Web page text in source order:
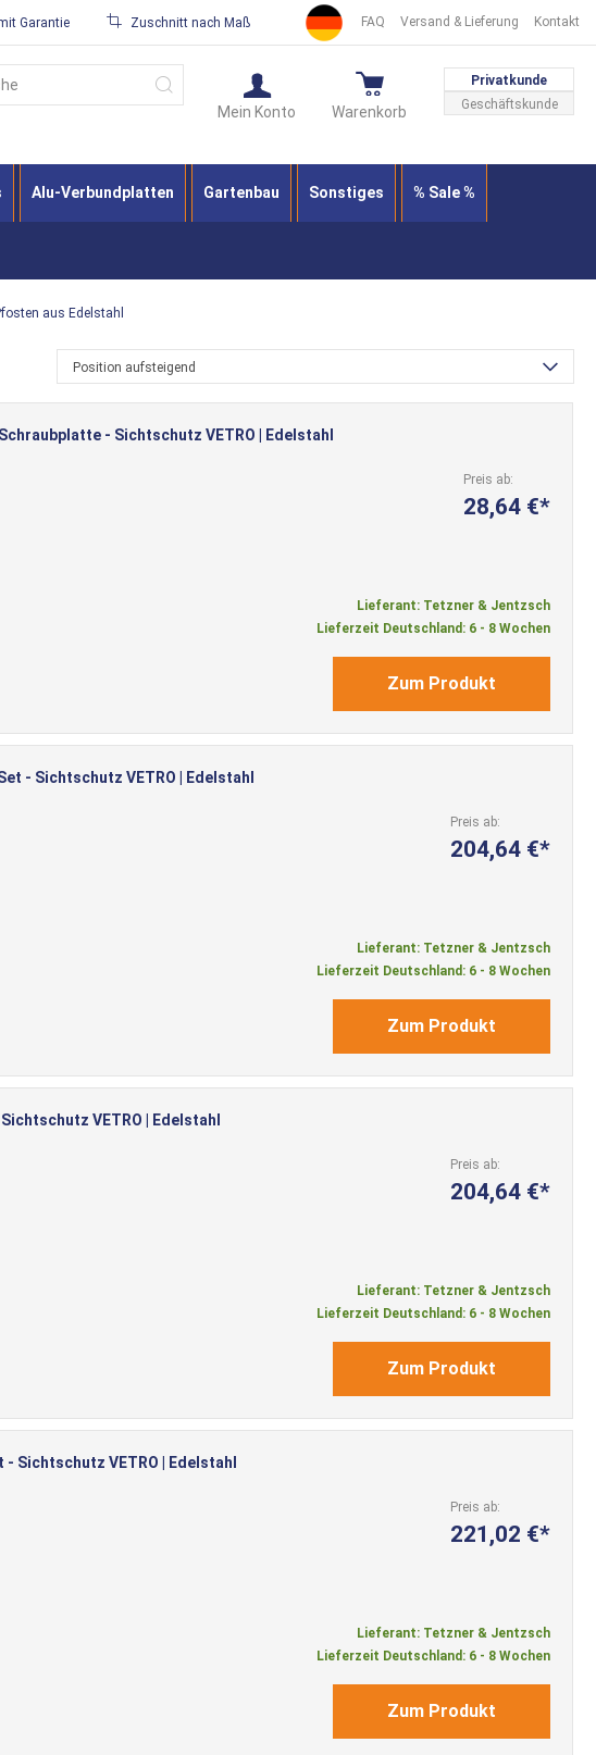
FAQ Versand & Lieferung Kontakt
Garantie Zuschnitt nach Maß
Privatkunde
Geschäftskunde
Warenkorb
Mein Konto
Alu-Verbundplatten Gartenbau Sonstiges % Sale %
aus Edelstahl
Position aufsteigend
- Sichtschutz VETRO | Edelstahl
Preis ab
28,64 €
Lieferant: Tetzner & Jentzsch
Lieferzeit Deutschland: 6 - 8 Wochen
Zum Produkt
- Sichtschutz VETRO | Edelstahl
Preis ab
204,64 €
Lieferant: Tetzner & Jentzsch
Lieferzeit Deutschland: 6 - 8 Wochen
Zum Produkt
VETRO | Edelstahl
Preis ab
204,64 €
Lieferant: Tetzner & Jentzsch
Lieferzeit Deutschland: 6 - 8 Wochen
Zum Produkt
Sichtschutz VETRO | Edelstahl
Preis ab
221,02 €
Lieferant: Tetzner & Jentzsch
Lieferzeit Deutschland: 6 - 8 Wochen
Zum Produkt